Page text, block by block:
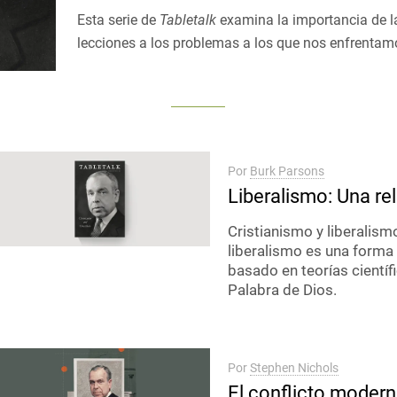
Esta serie de Tabletalkexamina la importancia de
lecciones a los problemas a los que nos
Por Burk Parsons
Liberalismo: Una
Cristianismo y
liberalismo es una
basado en teorías
Palabra de Dios.
PorStephen Nichols